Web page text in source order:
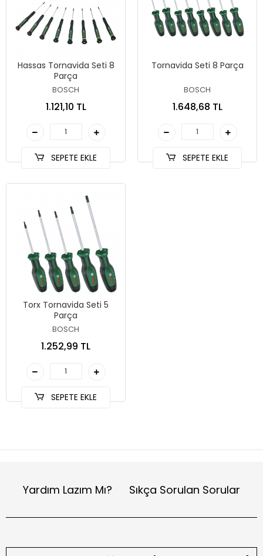
Hassas Tornavida Seti 8
Parça
BOSCH
1.121,10 TL
SEPETE EKLE
Tornavida Seti 8 Parça
BOSCH
1.648,68 TL
SEPETE EKLE
Torx Tornavida Seti 5
Parça
BOSCH
1.252,99 TL
SEPETE EKLE
Yardım Lazım Mı? Sıkça Sorulan Sorular